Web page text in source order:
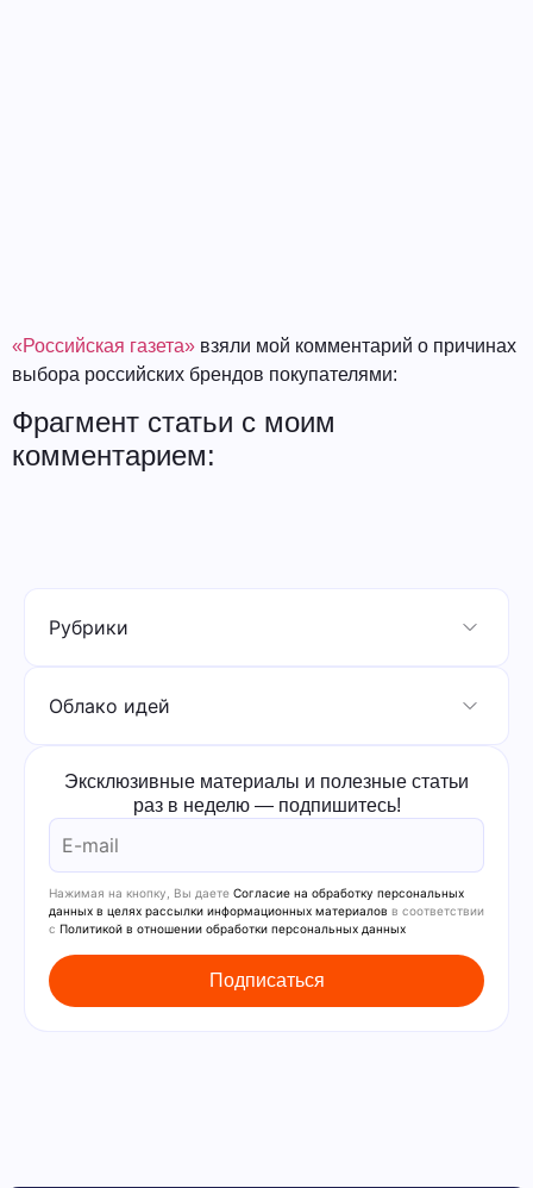
«Российская газета» взяли мой комментарий о причинах
выбора российских брендов покупателями:
Фрагмент статьи с моим
комментарием:
Рубрики
Облако идей
Эксклюзивные материалы и полезные статьи
раз в неделю — подпишитесь!
Нажимая на кнопку, Вы даете Согласие на обработку персональных
данных в целях рассылки информационных материалов в соответствии
с Политикой в отношении обработки персональных данных